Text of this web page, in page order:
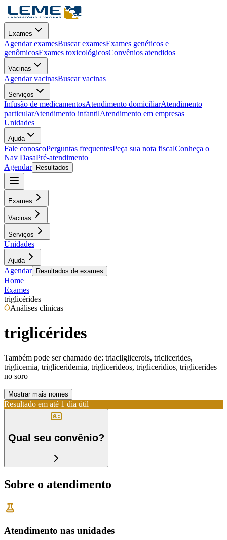
Exames
Agendar examesBuscar examesExames genéticos e
genômicosExames toxicológicosConvênios atendidos
Vacinas
Agendar vacinasBuscar vacinas
Serviços
Infusão de medicamentosAtendimento domiciliarAtendimento
particularAtendimento infantilAtendimento em empresas
Unidades
Ajuda
Fale conoscoPerguntas frequentesPeça sua nota fiscalConheça o
Nav DasaPré-atendimento
Agendar
Resultados
Exames
Vacinas
Serviços
Unidades
Ajuda
Agendar Resultados de exames
Home
Exames
triglicérides
Análises clínicas
triglicérides
Também pode ser chamado de: triacilglicerois, triclicerides,
triglicemia, trigliceridemia, triglicerideos, trigliceridios, triglicerides
no soro
Mostrar mais nomes
Resultado em até 1 dia útil
Qual seu convênio?
Sobre o atendimento
Atendimento nas unidades